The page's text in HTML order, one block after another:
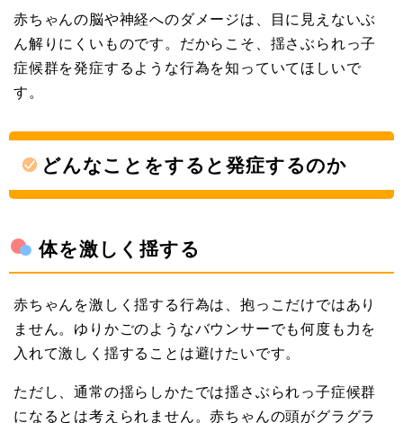
赤ちゃんの脳や神経へのダメージは、目に見えないぶ
ん解りにくいものです。だからこそ、揺さぶられっ子
症候群を発症するような行為を知っていてほしいで
す。
どんなことをすると発症するのか
体を激しく揺する
赤ちゃんを激しく揺する行為は、抱っこだけではあり
ません。ゆりかごのようなバウンサーでも何度も力を
入れて激しく揺することは避けたいです。
ただし、通常の揺らしかたでは揺さぶられっ子症候群
になるとは考えられません。赤ちゃんの頭がグラグラ